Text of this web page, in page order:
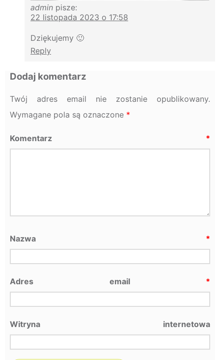
admin pisze:
22 listopada 2023 o 17:58
Dziękujemy 🙂
Reply
Dodaj komentarz
Twój adres email nie zostanie opublikowany.
Wymagane pola są oznaczone *
Komentarz *
Nazwa *
Adres email *
Witryna internetowa